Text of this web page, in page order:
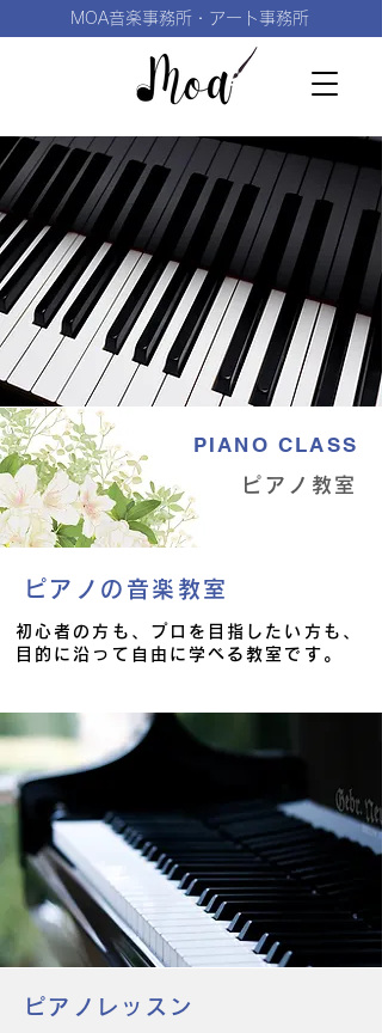
MOA音楽事務所・アート事務所
PIANO CLASS
ピアノ教室
ピアノの音楽教室
初心者の方も、プロを目指したい方も、
目的に沿って自由に学べる教室です。
ピアノレッスン